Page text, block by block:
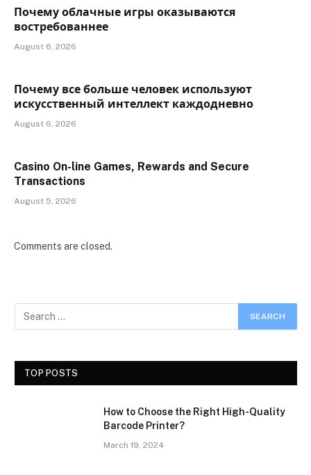
Почему облачные игры оказываются
востребованнее
August 6, 2026
Почему все больше человек используют
искусственный интеллект каждодневно
August 6, 2026
Casino On-line Games, Rewards and Secure
Transactions
August 5, 2026
Comments are closed.
TOP POSTS
How to Choose the Right High-Quality
Barcode Printer?
March 19, 2024